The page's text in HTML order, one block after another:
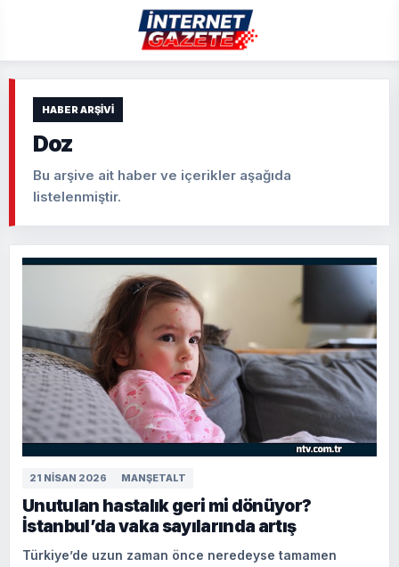
HABER ARŞIVI
Doz
Bu arşive ait haber ve içerikler aşağıda
listelenmiştir.
21 NISAN 2026 MANŞETALT
Unutulan hastalık geri mi dönüyor?
İstanbul’da vaka sayılarında artış
Türkiye’de uzun zaman önce neredeyse tamamen